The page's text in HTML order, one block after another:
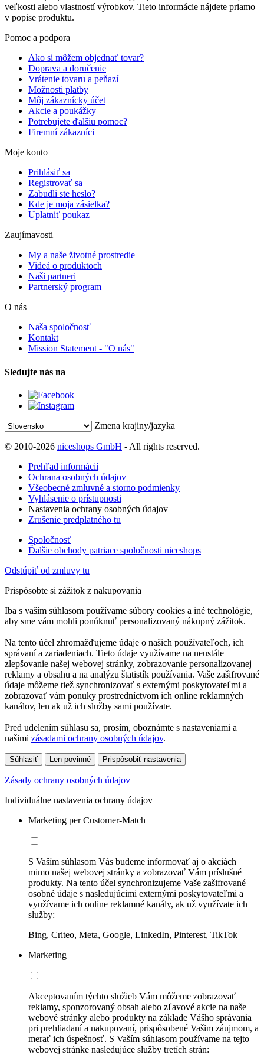
veľkosti alebo vlastností výrobkov. Tieto informácie nájdete priamo
v popise produktu.
Pomoc a podpora
Ako si môžem objednať tovar?
Doprava a doručenie
Vrátenie tovaru a peňazí
Možnosti platby
Môj zákaznícky účet
Akcie a poukážky
Potrebujete ďalšiu pomoc?
Firemní zákazníci
Moje konto
Prihlásiť sa
Registrovať sa
Zabudli ste heslo?
Kde je moja zásielka?
Uplatniť poukaz
Zaujímavosti
My a naše životné prostredie
Videá o produktoch
Naši partneri
Partnerský program
O nás
Naša spoločnosť
Kontakt
Mission Statement - "O nás"
Sledujte nás na
Zmena krajiny/jazyka
© 2010-2026 niceshops GmbH - All rights reserved.
Prehľad informácií
Ochrana osobných údajov
Všeobecné zmluvné a storno podmienky
Vyhlásenie o prístupnosti
Nastavenia ochrany osobných údajov
Zrušenie predplatného tu
Spoločnosť
Ďalšie obchody patriace spoločnosti niceshops
Odstúpiť od zmluvy tu
Prispôsobte si zážitok z nakupovania
Iba s vaším súhlasom používame súbory cookies a iné technológie,
aby sme vám mohli ponúknuť personalizovaný nákupný zážitok.
Na tento účel zhromažďujeme údaje o našich používateľoch, ich
správaní a zariadeniach. Tieto údaje využívame na neustále
zlepšovanie našej webovej stránky, zobrazovanie personalizovanej
reklamy a obsahu a na analýzu štatistík používania. Vaše zašifrované
údaje môžeme tiež synchronizovať s externými poskytovateľmi a
zobrazovať vám ponuky prostredníctvom ich online reklamných
kanálov, len ak už ich služby sami používate.
Pred udelením súhlasu sa, prosím, oboznámte s nastaveniami a
našimi zásadami ochrany osobných údajov.
Súhlasiť Len povinné Prispôsobiť nastavenia
Zásady ochrany osobných údajov
Individuálne nastavenia ochrany údajov
Marketing per Customer-Match
S Vaším súhlasom Vás budeme informovať aj o akciách
mimo našej webovej stránky a zobrazovať Vám príslušné
produkty. Na tento účel synchronizujeme Vaše zašifrované
osobné údaje s nasledujúcimi externými poskytovateľmi a
využívame ich online reklamné kanály, ak už využívate ich
služby:
Bing, Criteo, Meta, Google, LinkedIn, Pinterest, TikTok
Marketing
Akceptovaním týchto služieb Vám môžeme zobrazovať
reklamy, sponzorovaný obsah alebo zľavové akcie na naše
webové stránky alebo produkty na základe Vášho správania
pri prehliadaní a nakupovaní, prispôsobené Vašim záujmom, a
merať ich úspešnosť. S Vaším súhlasom používame na tejto
webovej stránke nasledujúce služby tretích strán: